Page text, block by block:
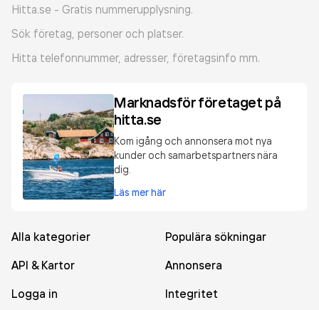
Hitta.se - Gratis nummerupplysning.
Sök företag, personer och platser.
Hitta telefonnummer, adresser, företagsinfo mm.
Marknadsför företaget på
hitta.se
Kom igång och annonsera mot nya
kunder och samarbetspartners nära
dig.
Läs mer här
Alla kategorier
Populära sökningar
API & Kartor
Annonsera
Logga in
Integritet